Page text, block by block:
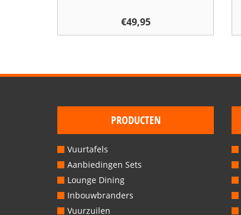
€49,95
PRODUCTEN
Vuurtafels
Aanbiedingen Sets
Lounge Dining
Inbouwbranders
Vuurzuilen